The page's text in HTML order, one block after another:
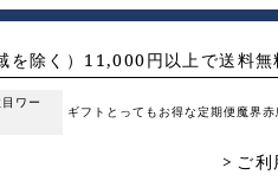
を除く）11,000円以上で送料無
目ワー
ギフト とってもお得な定期便 魔界赤
ご利